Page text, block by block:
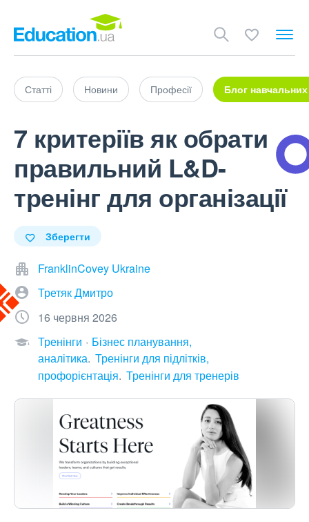
Статті Новини Професії Блог навчальних
7 критеріїв як обрати
правильний L&D-
тренінг для організації
Зберегти
FranklinCovey Ukraine
Третяк Дмитро
16 червня 2026
Тренінги
Бізнес планування,
аналітика Тренінги для підлітків,
профорієнтація Тренінги для тренерів